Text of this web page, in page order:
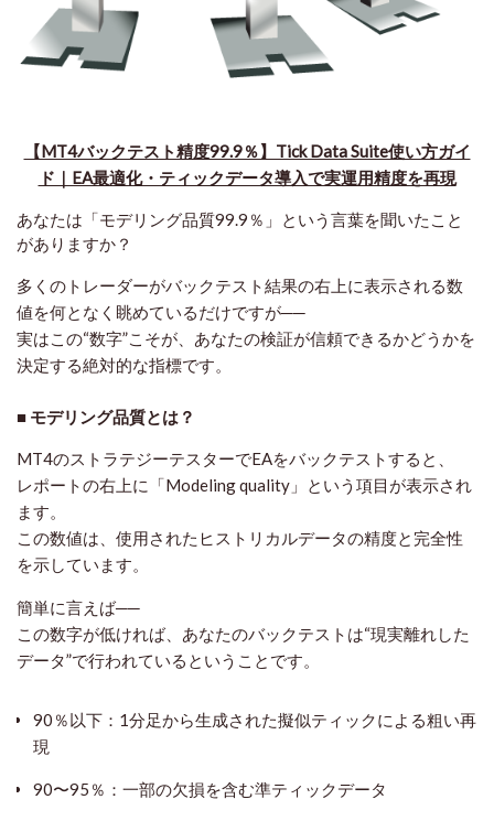
【MT4バックテスト精度99.9％】Tick Data Suite使い方ガイ
ド｜EA最適化・ティックデータ導入で実運用精度を再現
あなたは「モデリング品質99.9％」という言葉を聞いたこと
がありますか？
多くのトレーダーがバックテスト結果の右上に表示される数
値を何となく眺めているだけですが──
実はこの“数字”こそが、 あなたの検証が信頼できるかどうかを
決定する絶対的な指標です。
■ モデリング品質とは？
MT4のストラテジーテスターでEAをバックテストすると、
レポートの右上に「Modeling quality」という項目が表示され
ます。
この数値は、使用されたヒストリカルデータの精度と完全性
を示しています。
簡単に言えば──
この数字が低ければ、あなたのバックテストは“現実離れした
データ”で行われているということです。
90％以下：1分足から生成された擬似ティックによる粗い再
現
90〜95％：一部の欠損を含む準ティックデータ